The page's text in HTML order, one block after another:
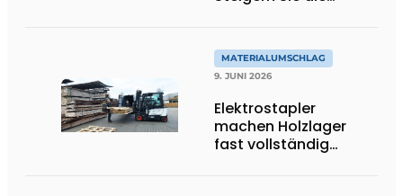
MATERIALUMSCHLAG
9. JUNI 2026
Elektrostapler
machen Holzlager
fast vollständig